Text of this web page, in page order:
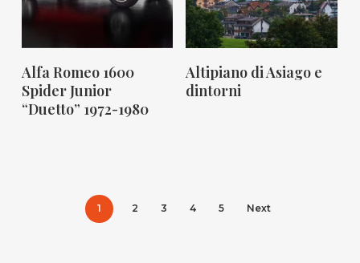
Mi Interessa!
Alfa Romeo 1600
Spider Junior
“Duetto” 1972-1980
Mi Interessa!
Altipiano di Asiago e
dintorni
1 2 3 4 5 Next